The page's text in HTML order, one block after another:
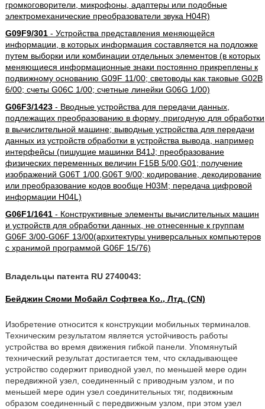
громкоговорители, микрофоны, адаптеры или подобные
электромеханические преобразователи звука H04R)
G09F9/301- Устройства представления меняющейся
информации, в которых информация составляется на подложке
путем выборки или комбинации отдельных элементов (в которых
меняющиеся информационные знаки постоянно прикреплены к
подвижному основанию G09F 11/00; световоды как таковые G02B
6/00; счеты G06C 1/00; счетные линейки G06G 1/00)
G06F3/1423- Вводные устройства для передачи данных,
подлежащих преобразованию в форму, пригодную для обработки
в вычислительной машине; выводные устройства для передачи
данных из устройств обработки в устройства вывода, например
интерфейсы (пишущие машинки B41J; преобразование
физических переменных величин F15B 5/00,G01; получение
изображений G06T 1/00,G06T 9/00; кодирование, декодирование
или преобразование кодов вообще H03M; передача цифровой
информации H04L)
G06F1/1641- Конструктивные элементы вычислительных машин
и устройств для обработки данных, не отнесенные к группам
G06F 3/00-G06F 13/00(архитектуры универсальных компьютеров
с хранимой программой G06F 15/76)
Владельцы патента RU 2740043:
Бейджин Сяоми Мобайл Софтвеа Ко., Лтд. (CN)
Изобретение относится к конструкции мобильных терминалов.
Техническим результатом является устойчивость работы
устройства во время движения гибкой панели. Упомянутый
технический результат достигается тем, что складывающее
устройство содержит приводной узел, по меньшей мере один
передвижной узел, соединенный с приводным узлом, и по
меньшей мере один узел соединительных тяг, подвижным
образом соединенный с передвижным узлом, при этом узел